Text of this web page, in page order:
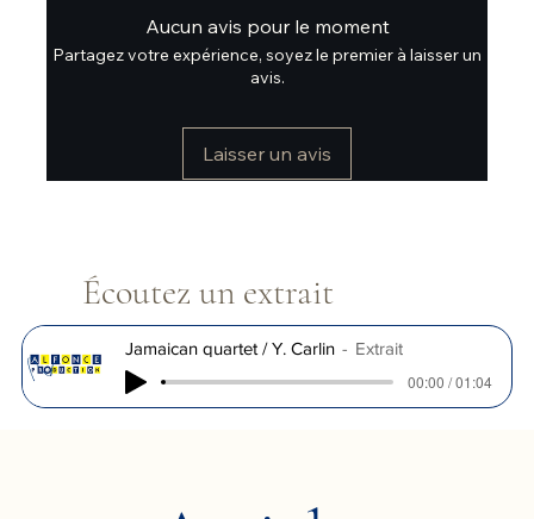
Aucun avis pour le moment
Partagez votre expérience, soyez le premier à laisser un
avis.
Laisser un avis
Écoutez un extrait
Jamaican quartet / Y. Carlin
Extrait
00:00 / 01:04